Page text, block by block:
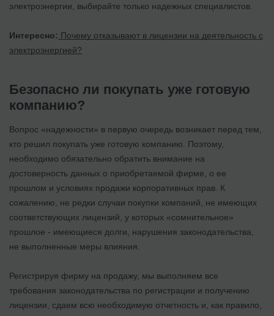
электроэнергии, выбирайте только надежных специалистов.
Интересно: Почему отказывают в лицензии на деятельность с
электроэнергией?
Безопасно ли покупать уже готовую
компанию?
Вопрос «надежности» в первую очередь возникает перед тем,
кто решил покупать уже готовую компанию. Поэтому,
необходимо обязательно обратить внимание на
достоверность данных о приобретаемой фирме, о ее
прошлом и условиях продажи корпоративных прав. К
сожалению, не редки случаи покупки компаний, не имеющих
соответствующих лицензий, у которых «сомнительное»
прошлое - имеющиеся долги, нарушения законодательства,
не выполненные меры влияния.
Регистрируя фирму на продажу, мы выполняем все
требования законодательства по регистрации и получению
лицензии, сдаем всю необходимую отчетность и, как правило,